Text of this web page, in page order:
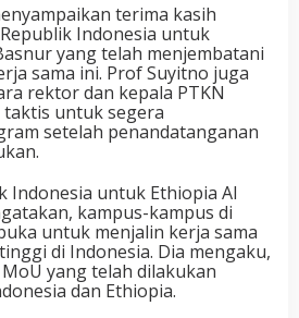
terima kasih
Indonesia untuk
yang telah menjembatani
sama ini. Prof Suyitno juga
rektor dan kepala PTKN
untuk segera
setelah penandatanganan
Indonesia untuk Ethiopia Al
kampus-kampus di
untuk menjalin kerja sama
di Indonesia. Dia mengaku,
yang telah dilakukan
dan Ethiopia.